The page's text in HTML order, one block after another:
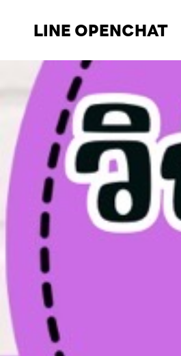
LINE OPENCHAT